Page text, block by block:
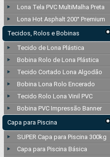
Lona Tela PVC MultiMalha Preta
Lona Hot Asphalt 200° Premium
Tecidos, Rolos e Bobinas
Tecido de Lona Plástica
Bobina Rolo de Lona Plástica
Tecido Cortado Lona Algodão
Bobina Lona Rolo Encerado
Tecido Rolo Lona Vinil PVC
Bobina PVC Impressão Banner
Capa para Piscina
SUPER Capa para Piscina 300kg
Capa para Piscina Básica